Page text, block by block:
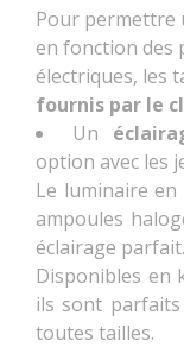
Pour permettre
en fonction des
électriques, les
fournis par le
Un
option avec les
Le luminaire
ampoules
éclairage parfait.
Disponibles en
ils sont
toutes tailles.